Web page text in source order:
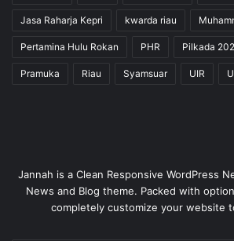
Jasa Raharja Kepri kwarda riau
Pertamina Hulu Rokan PHR Pilkada
Pramuka Riau Syamsuar UIR
Jannah is a Clean Responsive WordPress
News and Blog theme. Packed with
completely customize your website